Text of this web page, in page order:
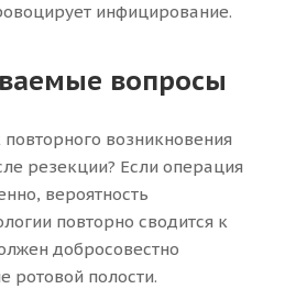
инфицирование.
вопросы
возникновения
резекции? Если операция
вероятность
повторно сводится к
добросовестно
ротовой полости.